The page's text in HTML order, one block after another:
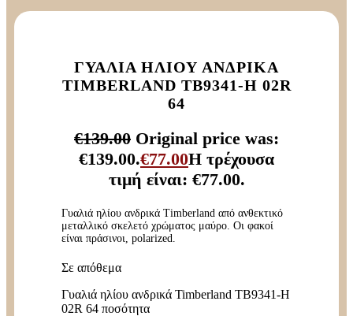
ΓΥΑΛΙΆ ΗΛΊΟΥ ΑΝΔΡΙΚΆ
TIMBERLAND TB9341-H 02R
64
€139.00 Original price was:
€139.00.€77.00Η τρέχουσα
τιμή είναι: €77.00.
Γυαλιά ηλίου ανδρικά Timberland από ανθεκτικό
μεταλλικό σκελετό χρώματος μαύρο. Οι φακοί
είναι πράσινοι, polarized.
Σε απόθεμα
Γυαλιά ηλίου ανδρικά Timberland TB9341-H
02R 64 ποσότητα